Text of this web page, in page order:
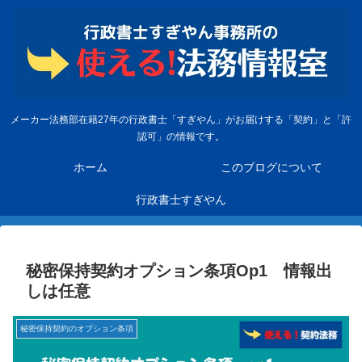
メーカー法務部在籍27年の行政書士「すぎやん」がお届けする「契約」と「許
認可」の情報です。
ホーム このブログについて
行政書士すぎやん
秘密保持契約オプション条項Op1 情報出
しは任意
秘密保持契約のオプション条項